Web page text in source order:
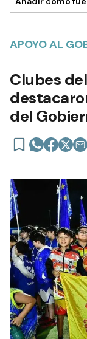
DEPORTES
Añadir como
APOYO AL
Clubes